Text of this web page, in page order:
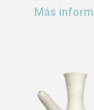
Más